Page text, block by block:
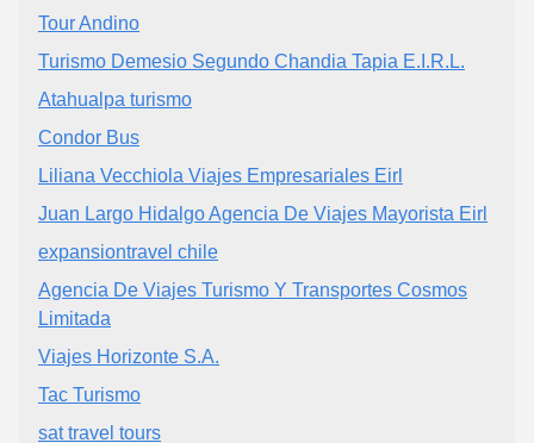
Tour Andino
Turismo Demesio Segundo Chandia Tapia E.I.R.L.
Atahualpa turismo
Condor Bus
Liliana Vecchiola Viajes Empresariales Eirl
Juan Largo Hidalgo Agencia De Viajes Mayorista Eirl
expansiontravel chile
Agencia De Viajes Turismo Y Transportes Cosmos
Limitada
Viajes Horizonte S.A.
Tac Turismo
sat travel tours